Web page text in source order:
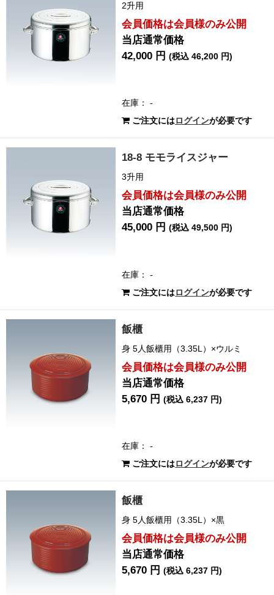
2升用
会員価格は会員様のみ公開
当店通常価格
42,000 円(税込 46,200 円)
在庫： -
ご注文にはログインが必要です
18-8 モモライスジャー
3升用
会員価格は会員様のみ公開
当店通常価格
45,000 円(税込 49,500 円)
在庫： -
ご注文にはログインが必要です
飯櫃
身 5人飯櫃用（3.35L）×ウルミ
会員価格は会員様のみ公開
当店通常価格
5,670 円(税込 6,237 円)
在庫： -
ご注文にはログインが必要です
飯櫃
身 5人飯櫃用（3.35L）×黒
会員価格は会員様のみ公開
当店通常価格
5,670 円(税込 6,237 円)